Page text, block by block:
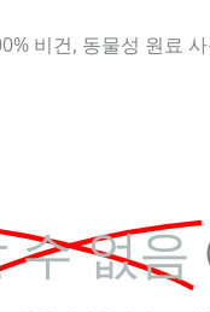
비건, 동물성 원료
수 없음